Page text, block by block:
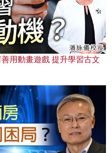
用動畫遊戲 提升學習古文